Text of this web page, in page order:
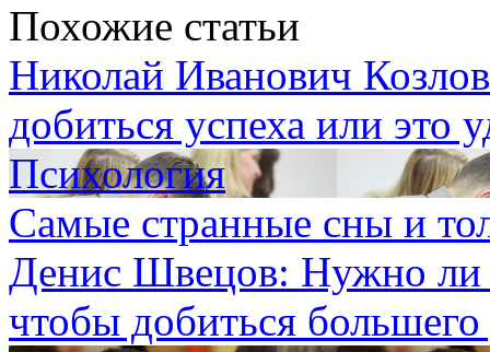
Похожие статьи
Николай Иванович
добиться успеха или это
Психология
Самые странные сны и
Денис Швецов: Нужно ли
чтобы добиться большего